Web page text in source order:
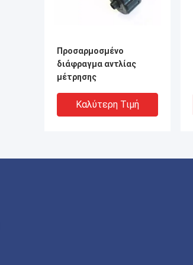
Προσαρμοσμένο
διάφραγμα αντλίας
μέτρησης
Καλύτερη Τιμή